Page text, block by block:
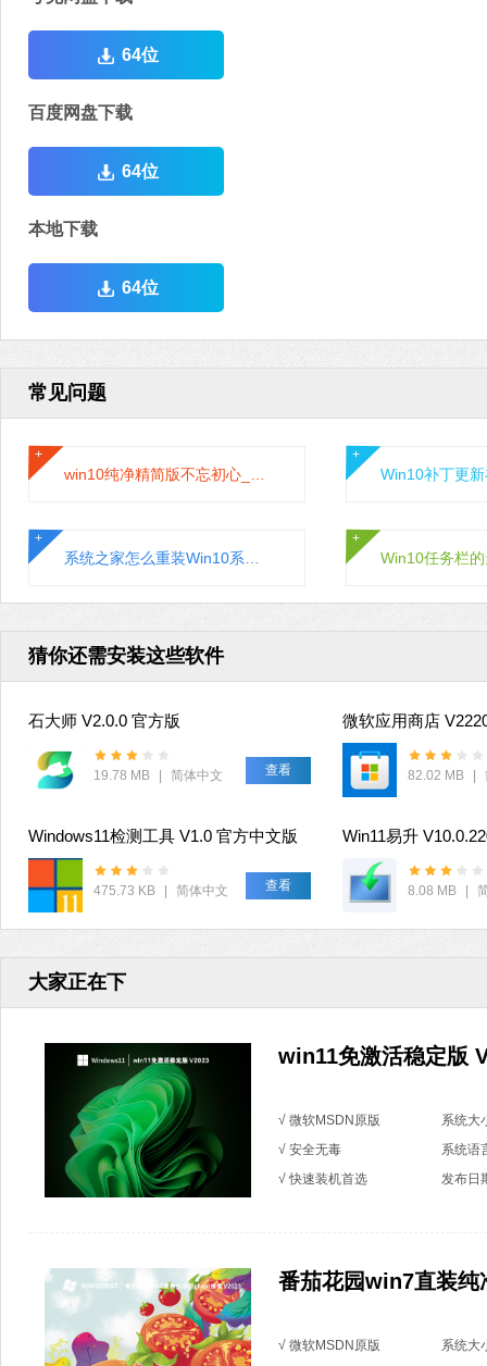
64位
百度网盘下载
64位
本地下载
64位
常见问题
猜你还需安装这些软件
石大师 V2.0.0 官方版
19.78 MB | 简体中文 查看 82.02 MB |
Windows11检测工具 V1.0 官方中文版
475.73 KB | 简体中文 查看
Win11易升
8.08 MB |
大家正在下
win11免激活稳定版
√ 微软MSDN原版
系统大
√ 安全无毒
系统语
√ 快速装机首选
发布日
番茄花园win7直装
√ 微软MSDN原版
系统大